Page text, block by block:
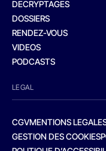
DECRYPTAGES
DOSSIERS
RENDEZ-VOUS
VIDEOS
PODCASTS
LEGAL
CGVMENTIONS
GESTION DES COOKIES